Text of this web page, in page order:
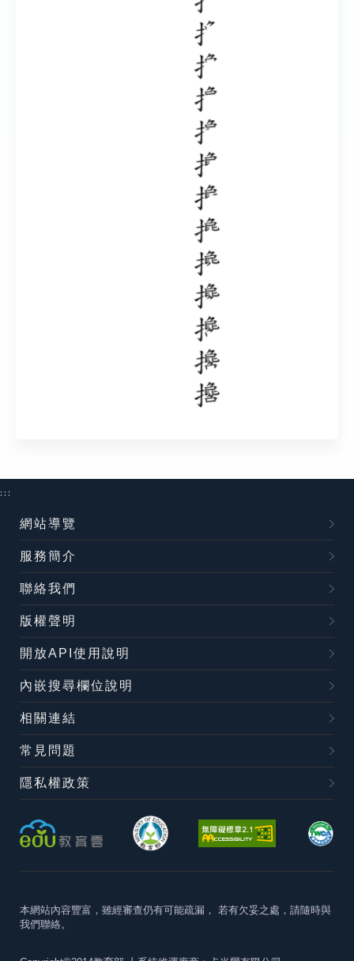
:::
網站導覽
服務簡介
聯絡我們
版權聲明
開放API使用說明
內嵌搜尋欄位說明
相關連結
常見問題
隱私權政策
本網站內容豐富，雖經審查仍有可能疏漏， 若有欠妥之處，請隨時與
我們聯絡。